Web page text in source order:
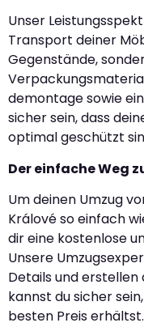
Unser
Transport deiner
Gegenstände,
demontage sowie
sicher sein, dass
optimal geschützt
Der einfache Weg
Um deinen Umzug
Králové so einfach
dir eine kostenlose
Unsere
Details und erstellen
kannst du sicher
besten Preis erhältst.